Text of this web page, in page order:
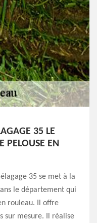
35 LE
PELOUSE EN
35 se met à la
le département qui
rouleau. Il offre
sur mesure. Il réalise